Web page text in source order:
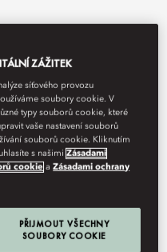
ZÁŽITEK
síťového provozu
soubory cookie. V
typy souborů cookie, které
vaše nastavení souborů
souborů cookie. Kliknutím
s našimiZásadami
cookie aZásadami ochrany
PŘIJMOUT VŠECHNY
SOUBORY COOKIE